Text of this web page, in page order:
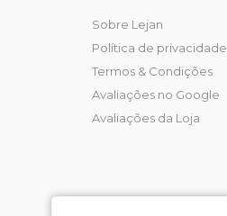
Sobre Lejan
Política de privacidade
Termos & Condições
Avaliações no Google
Avaliações da Loja